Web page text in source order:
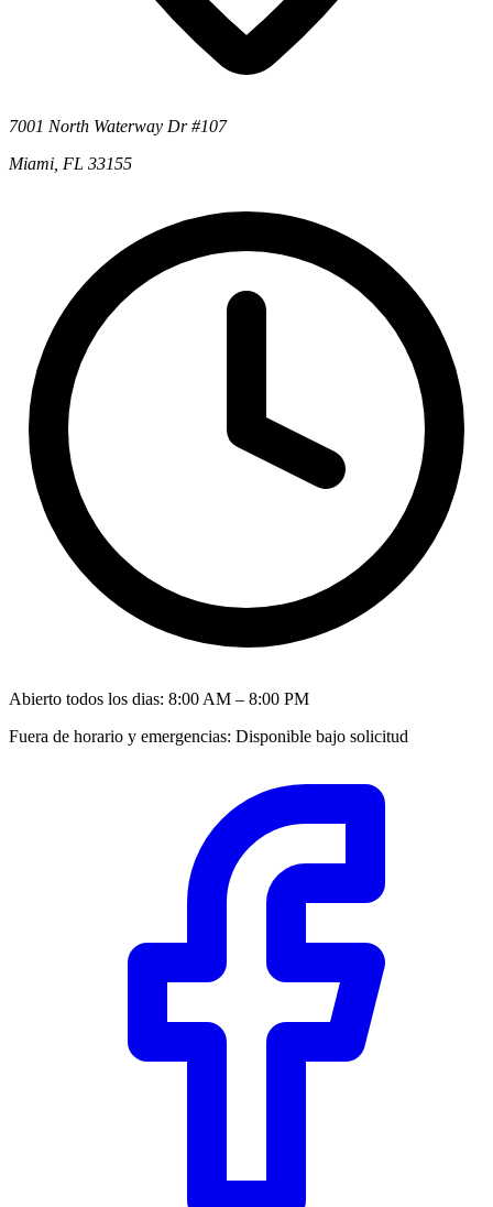
7001 North Waterway Dr #107
Miami, FL 33155
Abierto todos los dias: 8:00 AM – 8:00 PM
Fuera de horario y emergencias: Disponible bajo solicitud